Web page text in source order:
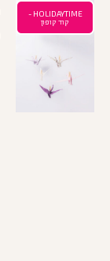
HOLIDAYTIME -
קוד קופון